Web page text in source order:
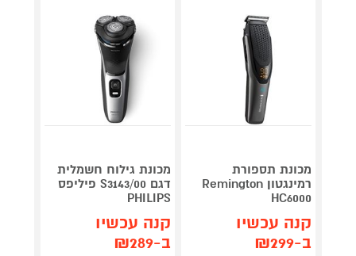
מכונת תספורת
רמינגטון Remington
HC6000
קנה עכשיו
ב-₪299
מכונת גילוח חשמלית
דגם S3143/00 פיליפס
PHILIPS
קנה עכשיו
ב-₪289